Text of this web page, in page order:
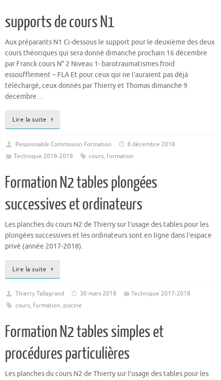
supports de cours N1
Aux préparants N1 Ci-dessous le support pour le deuxième des deux
cours théoriques qui sera donné dimanche prochain 16 décembre
par Franck cours N° 2 Niveau 1- barotraumatismes froid
essoufflement – FLA Et pour ceux qui ne l’auraient pas déjà
téléchargé, ceux donnés par Thierry et Thomas dimanche 9
decembre…
Lire la suite
Responsable Commission Formation
8 décembre 2018
Technique 2018-2019
cours, formation
Formation N2 tables plongées
successives et ordinateurs
Les planches du cours N2 de Thierry sur l’usage des tables pour les
plongées successives et les ordinateurs sont en ligne dans l’espace
privé (année 2017-2018).
Lire la suite
Thierry Tallagrand 30 mars 2018
Technique 2017-2018
cours, formation, piscine
Formation N2 tables simples et
procédures particulières
Les planches du cours N2 de Thierry sur l’usage des tables pour les